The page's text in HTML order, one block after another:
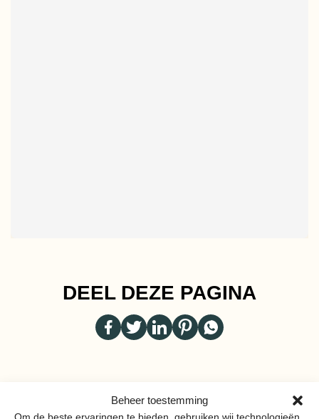
Beheer toestemming
Om de beste ervaringen te bieden, gebruiken wij technologieën
DEEL DEZE PAGINA
MEER VAN